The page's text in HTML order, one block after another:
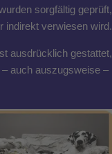
sorgfältig geprüft,
indirekt verwiesen wird.
ausdrücklich gestattet,
auch auszugsweise –